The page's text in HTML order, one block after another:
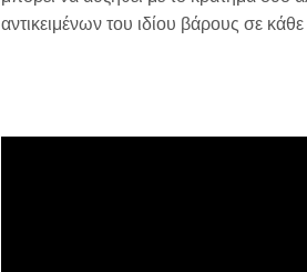
αντικειμένων του ιδίου βάρους σε κάθε